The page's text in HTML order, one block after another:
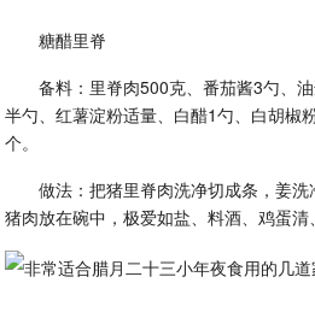
糖醋里脊
备料：里脊肉500克、番茄酱3勺、
半勺、红薯淀粉适量、白醋1勺、白胡椒
个。
做法：把猪里脊肉洗净切成条，姜
猪肉放在碗中，极爱如盐、料酒、鸡蛋清